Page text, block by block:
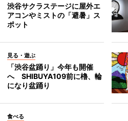
渋谷サクラステージに屋外エ
アコンやミストの「避暑」ス
ポット
見る・遊ぶ
「渋谷盆踊り」今年も開催
へ SHIBUYA109前に櫓、輪
になり盆踊り
食べる